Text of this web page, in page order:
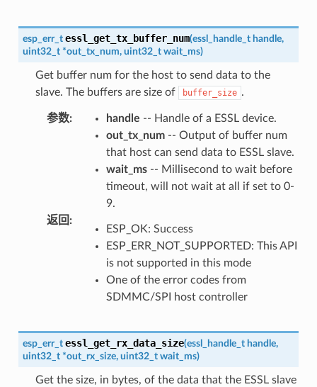
esp_err_t essl_get_tx_buffer_num(essl_handle_t handle,
uint32_t *out_tx_num, uint32_t wait_ms)
Get buffer num for the host to send data to the
slave. The buffers are size of
buffer_size .
参数: handle -- Handle of a ESSL device.
out_tx_num-- Output of buffer num
that host can send data to ESSL slave.
wait_ms-- Millisecond to wait before
timeout, will not wait at all if set to 0-
9.
返回 :
ESP_OK: Success
ESP_ERR_NOT_SUPPORTED: This API
is not supported in this mode
One of the error codes from
SDMMC/SPI host controller
esp_err_t essl_get_rx_data_size(essl_handle_t handle,
uint32_t *out_rx_size, uint32_t wait_ms)
Get the size, in bytes, of the data that the ESSL slave